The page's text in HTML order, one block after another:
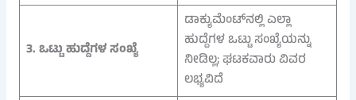
3. ಒಟ್ಟು ಹುದ್ದೆಗಳ ಸಂಖ್ಯೆ
ಡಾಕ್ಯುಮೆಂಟ್‌ನಲ್ಲಿ ಎಲ್ಲಾ
ಹುದ್ದೆಗಳ ಒಟ್ಟು ಸಂಖ್ಯೆಯನ್ನು
ನೀಡಿಲ್ಲ; ಘಟಕವಾರು ವಿವರ
ಲಭ್ಯವಿದೆ